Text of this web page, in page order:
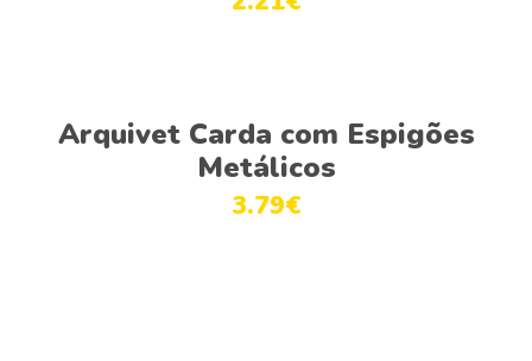
Adicionar
Arquivet Carda com Espigões
Metálicos
3.79€